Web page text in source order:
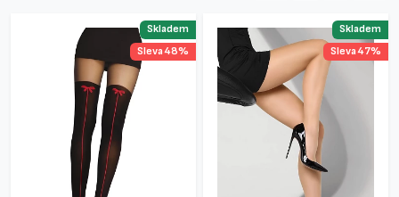
Skladem
Sleva 48%
Skladem
Sleva 47%